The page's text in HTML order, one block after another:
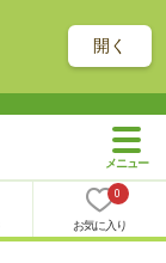
開く
0
お気に入り